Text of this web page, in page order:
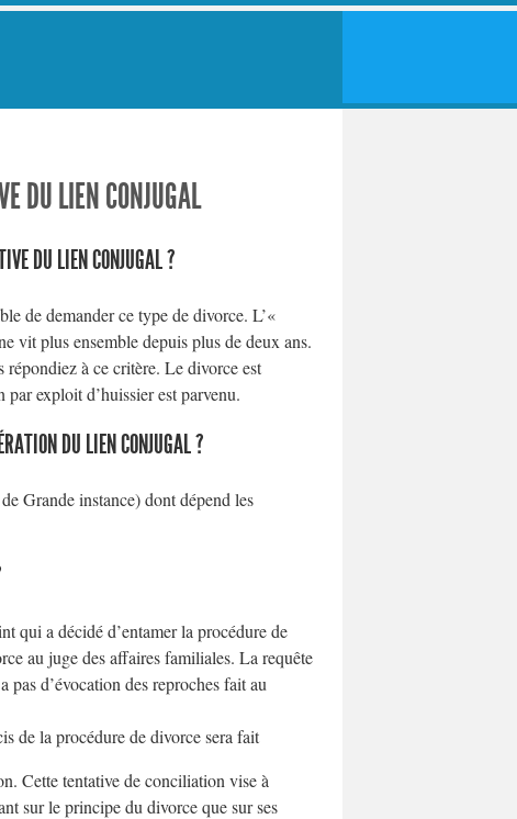
DU LIEN CONJUGAL
DU LIEN CONJUGAL ?
de demander ce type de divorce. L’«
vit plus ensemble depuis plus de deux ans.
à ce critère. Le divorce est
par exploit d’huissier est parvenu.
DU LIEN CONJUGAL ?
Grande instance) dont dépend les
qui a décidé d’entamer la procédure de
au juge des affaires familiales. La requête
pas d’évocation des reproches fait au
de la procédure de divorce sera fait
Cette tentative de conciliation vise à
sur le principe du divorce que sur ses